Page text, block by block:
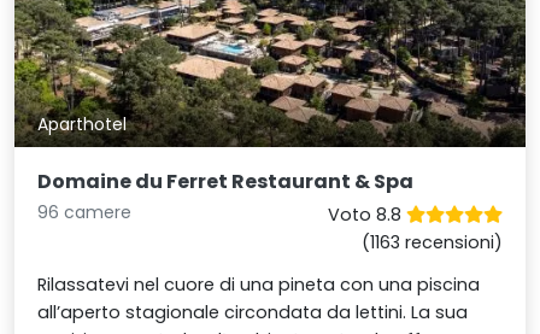
Aparthotel
Domaine du Ferret Restaurant & Spa
96 camere
Voto 8.8
(1163 recensioni)
Rilassatevi nel cuore di una pineta con una piscina
all’aperto stagionale circondata da lettini. La sua